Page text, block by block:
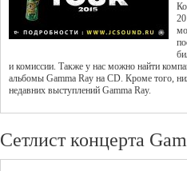
и комиссии. Также у нас можно найти
альбомы Gamma Ray на CD. Кроме того,
недавних выступлений Gamma Ray.
Сетлист концерта